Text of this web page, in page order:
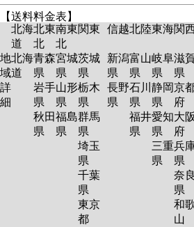
【送料料金表】
北海
道
北東
北
南東
北
関東 信越北陸東海関
地
域
詳
細
北海
道
青森
県
岩手
県
秋田
県
宮城
県
山形
県
福島
県
茨城
県
栃木
県
群馬
県
埼玉
県
千葉
県
東京
都
新潟
県
長野
県
富山
県
石川
県
福井
県
岐阜
県
静岡
県
愛知
県
三重
県
滋
県
京
府
大阪
府
兵
県
奈良
県
和
山